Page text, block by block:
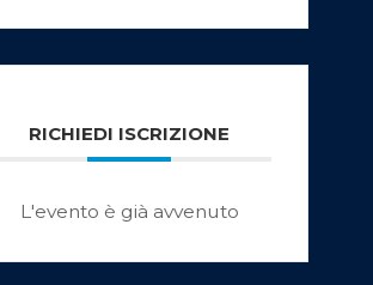
RICHIEDI ISCRIZIONE
L'evento è già avvenuto